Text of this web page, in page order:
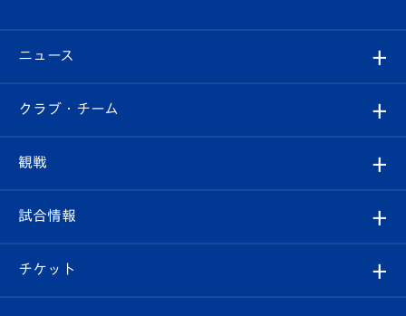
ニュース
すべて
クラブ
試合情報
クラブ・チーム
クラブ概要
エンブレム紹介
観戦
観戦ルール
はじめての観戦ガイド
試合情報
試合日程/結果
チケット